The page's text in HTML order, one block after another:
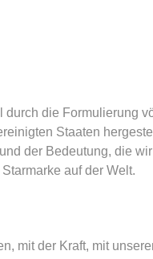
die Formulierung
Staaten
der Bedeutung, die
auf der Welt.
mit der Kraft, mit